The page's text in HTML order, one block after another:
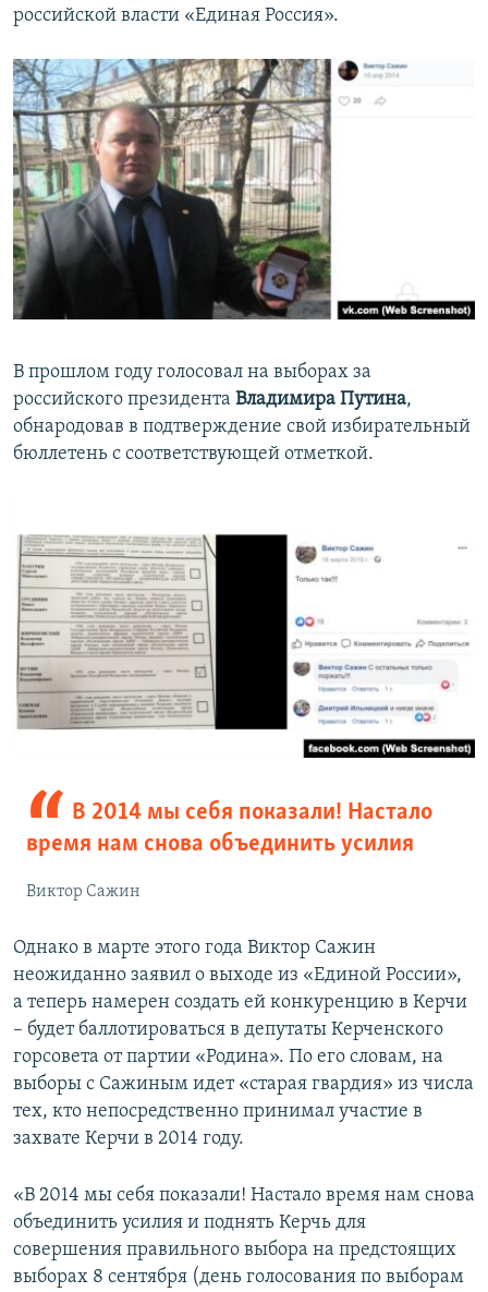
российской власти «Единая Россия».
В прошлом году голосовал на выборах за
российского президента Владимира Путина,
обнародовав в подтверждение свой избирательный
бюллетень с соответствующей отметкой.
В 2014 мы себя показали! Настало
время нам снова объединить усилия
Виктор Сажин
Однако в марте этого года Виктор Сажин
неожиданно заявил о выходе из «Единой России»,
а теперь намерен создать ей конкуренцию в Керчи
– будет баллотироваться в депутаты Керченского
горсовета от партии «Родина». По его словам, на
выборы с Сажиным идет «старая гвардия» из числа
тех, кто непосредственно принимал участие в
захвате Керчи в 2014 году.
«В 2014 мы себя показали! Настало время нам снова
объединить усилия и поднять Керчь для
совершения правильного выбора на предстоящих
выборах 8 сентября (день голосования по выборам